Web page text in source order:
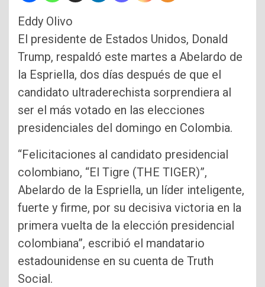
Eddy Olivo
El presidente de Estados Unidos, Donald
Trump, respaldó este martes a Abelardo de
la Espriella, dos días después de que el
candidato ultraderechista sorprendiera al
ser el más votado en las elecciones
presidenciales del domingo en Colombia.
“Felicitaciones al candidato presidencial
colombiano, “El Tigre (THE TIGER)”,
Abelardo de la Espriella, un líder inteligente,
fuerte y firme, por su decisiva victoria en la
primera vuelta de la elección presidencial
colombiana”, escribió el mandatario
estadounidense en su cuenta de Truth
Social.